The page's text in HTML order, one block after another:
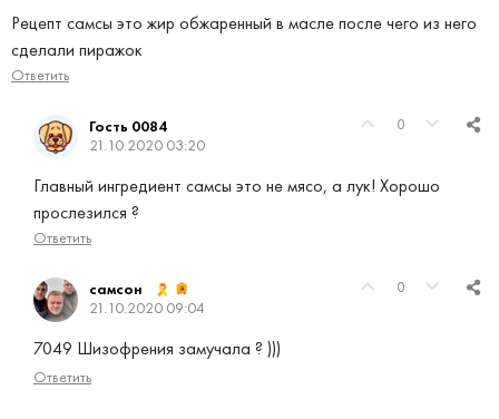
Рецепт самсы это жир обжаренный в масле после чего из него
сделали пиражок
Ответить
0
Гость 0084
21.10.2020 03:20
Главный ингредиент самсы это не мясо, а лук! Хорошо
прослезился ?
Ответить
0
самсон
21.10.2020 09:04
7049 Шизофрения замучала ? )))
Ответить